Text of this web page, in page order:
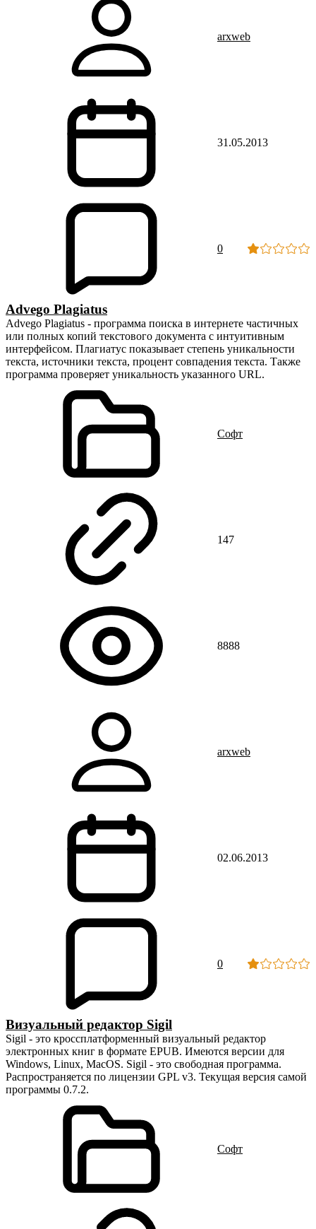
arxweb
31.05.2013
0
Advego Plagiatus
Advego Plagiatus - программа поиска в интернете частичных
или полных копий текстового документа с интуитивным
интерфейсом. Плагиатус показывает степень уникальности
текста, источники текста, процент совпадения текста. Также
программа проверяет уникальность указанного URL.
Cофт
147
8888
arxweb
02.06.2013
0
Визуальный редактор Sigil
Sigil - это кроссплатформенный визуальный редактор
электронных книг в формате EPUB. Имеются версии для
Windows, Linux, MacOS. Sigil - это свободная программа.
Распространяется по лицензии GPL v3. Текущая версия самой
программы 0.7.2.
Cофт